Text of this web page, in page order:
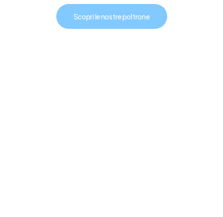
Scopri le nostre poltrone